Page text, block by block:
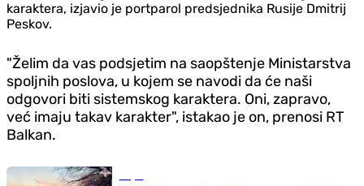
karaktera, izjavio je portparol predsjednika Rusije Dmitrij
Peskov.
"Želim da vas podsjetim na saopštenje Ministarstva
spoljnih poslova, u kojem se navodi da će naši
odgovori biti sistemskog karaktera. Oni, zapravo,
već imaju takav karakter", istakao je on, prenosi RT
Balkan.